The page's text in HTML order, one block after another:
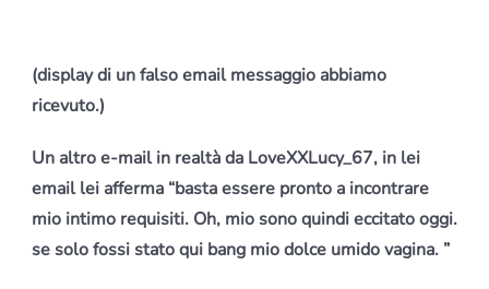
(display di un falso email messaggio abbiamo
ricevuto.)
Un altro e-mail in realtà da LoveXXLucy_67, in lei
email lei afferma “basta essere pronto a incontrare
mio intimo requisiti. Oh, mio sono quindi eccitato oggi.
se solo fossi stato qui bang mio dolce umido vagina. ”